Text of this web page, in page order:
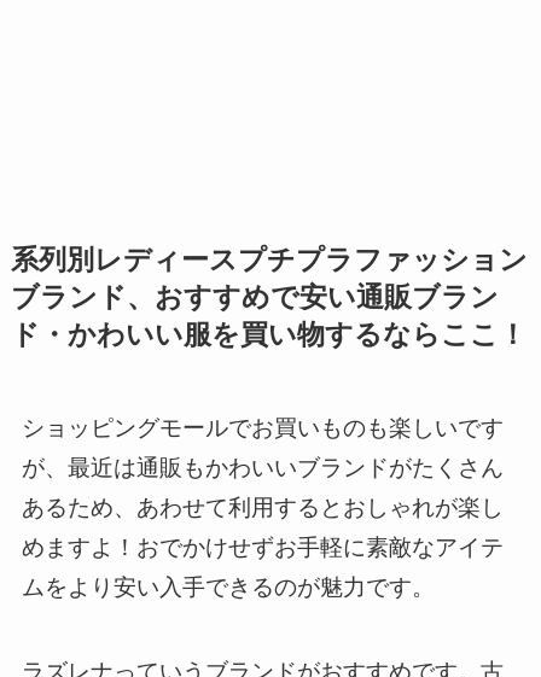
系列別レディースプチプラファッション
ブランド、おすすめで安い通販ブラン
ド・かわいい服を買い物するならここ！
ショッピングモールでお買いものも楽しいです
が、最近は通販もかわいいブランドがたくさん
あるため、あわせて利用するとおしゃれが楽し
めますよ！おでかけせずお手軽に素敵なアイテ
ムをより安い入手できるのが魅力です。